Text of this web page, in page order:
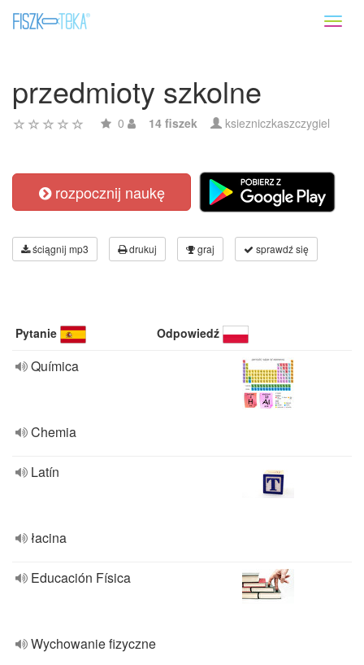
przedmioty szkolne
0 14 fiszek ksiezniczkaszczygiel
rozpocznij naukę
ściągnij mp3 drukuj graj sprawdź się
Pytanie Odpowiedź
Química
Chemia
Latín
łacina
Educación Física
Wychowanie fizyczne